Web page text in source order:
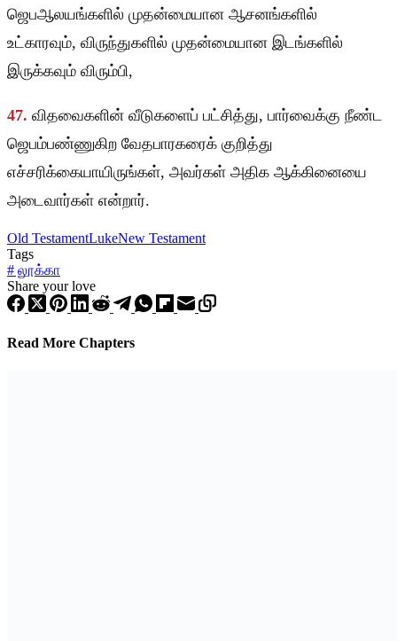
ஜெபஆலயங்களில் முதன்மையான ஆசனங்களில்
உட்காரவும், விருந்துகளில் முதன்மையான இடங்களில்
இருக்கவும் விரும்பி,
47. விதவைகளின் வீடுகளைப் பட்சித்து, பார்வைக்கு நீண்ட
ஜெபம்பண்ணுகிற வேதபாரகரைக் குறித்து
எச்சரிக்கையாயிருங்கள், அவர்கள் அதிக ஆக்கினையை
அடைவார்கள் என்றார்.
Old TestamentLukeNew Testament
Tags
# லூக்கா
Share your love
Read More Chapters